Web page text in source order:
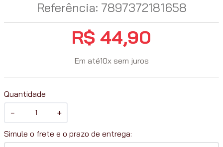
Referência: 7897372181658
R$ 44,90
Em até10x sem juros
Quantidade
＋
－